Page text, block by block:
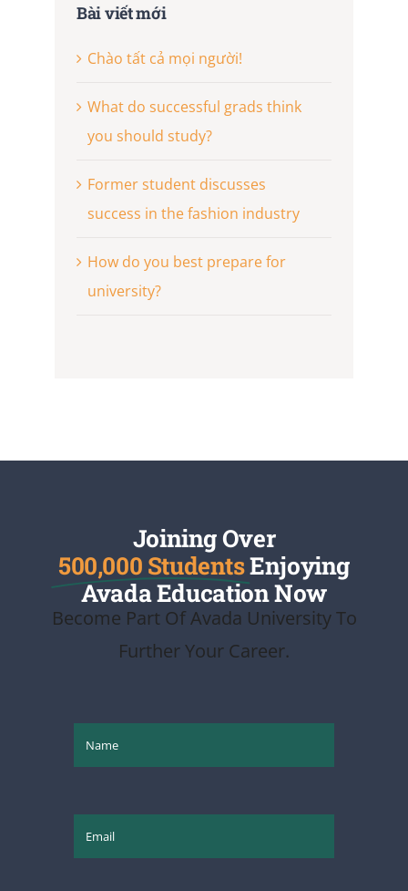
Bài viết mới
Chào tất cả mọi người!
What do successful grads think
you should study?
Former student discusses
success in the fashion industry
How do you best prepare for
university?
Joining Over
500,000 StudentsEnjoying
Avada Education Now
Become Part Of Avada University To
Further Your Career.